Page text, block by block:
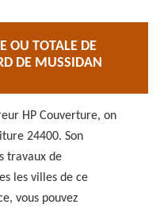
OU TOTALE DE
DE MUSSIDAN
HP Couverture, on
24400. Son
travaux de
les villes de ce
vous pouvez